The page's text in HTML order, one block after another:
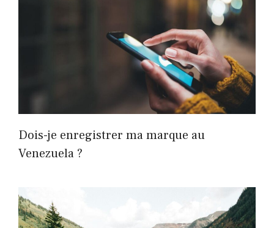
Dois-je enregistrer ma marque au
Venezuela ?